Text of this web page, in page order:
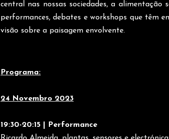
central nas nossas sociedades, a
performances, debates e workshops que têm
visão sobre a paisagem envolvente.
Programa:
24 Novembro 2023
19:30-20:15 | Performance